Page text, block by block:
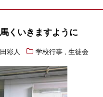
くいきますように
彩人 学校行事 ,生徒会